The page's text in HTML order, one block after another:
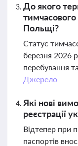
До якого
тимчасового
Польщі?
Статус
березня 2026
перебування
Джерело
Які нові
реєстрації
Відтепер при
паспортів